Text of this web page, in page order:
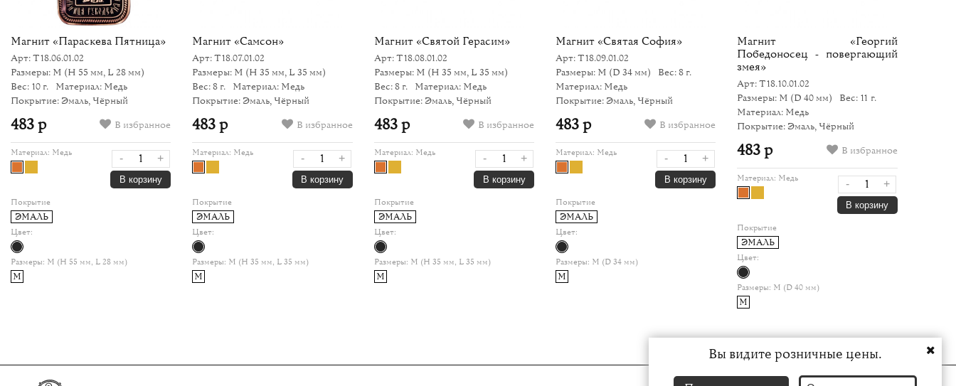
Магнит «Параскева Пятница»
Арт: Т18.06.01.02
Размеры: M (H 55 мм, L 28 мм)
Вес: 10 г.
Материал: Медь
Покрытие: Эмаль, Чёрный
В избранное
483 р
Материал: Медь - +
В корзину
Покрытие
ЭМАЛЬ
Цвет:
Размеры: M (H 55 мм, L 28 мм)
M
Магнит «Самсон»
Арт: Т18.07.01.02
Размеры: M (H 35 мм, L 35 мм)
Вес: 8 г.
Материал: Медь
Покрытие: Эмаль, Чёрный
В избранное
483 р
Материал: Медь - +
В корзину
Покрытие
ЭМАЛЬ
Цвет:
Размеры: M (H 35 мм, L 35 мм)
M
Магнит «Святой Герасим»
Арт: Т18.08.01.02
Размеры: M (H 35 мм, L 35 мм)
Вес: 8 г.
Материал: Медь
Покрытие: Эмаль, Чёрный
В избранное
483 р
Материал: Медь - +
В корзину
Покрытие
ЭМАЛЬ
Цвет:
Размеры: M (H 35 мм, L 35 мм)
M
Магнит «Святая София»
Арт: Т18.09.01.02
Размеры: M (D 34 мм)
Вес: 8 г.
Материал: Медь
Покрытие: Эмаль, Чёрный
В избранное
483 р
Материал: Медь - +
В корзину
Покрытие
ЭМАЛЬ
Цвет:
Размеры: M (D 34 мм)
M
Магнит «Георгий
Победоносец - повергающий
змея»
Арт: Т18.10.01.02
Размеры: M (D 40 мм)
Вес: 11 г.
Материал: Медь
Покрытие: Эмаль, Чёрный
В избранное
483 р
Материал: Медь - +
В корзину
Покрытие
ЭМАЛЬ
Цвет:
Размеры: M (D 40 мм)
M
Вы видите розничные цены.